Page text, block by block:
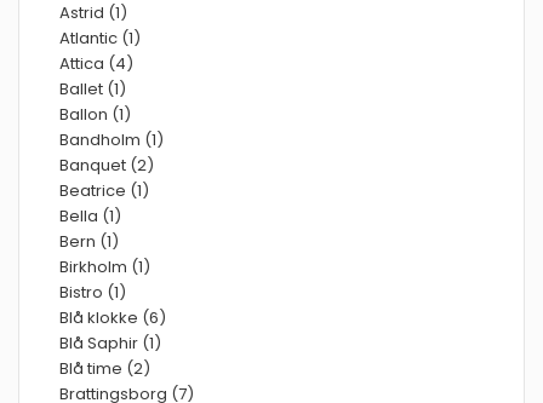
Astrid (1)
Atlantic (1)
Attica (4)
Ballet (1)
Ballon (1)
Bandholm (1)
Banquet (2)
Beatrice (1)
Bella (1)
Bern (1)
Birkholm (1)
Bistro (1)
Blå klokke (6)
Blå Saphir (1)
Blå time (2)
Brattingsborg (7)